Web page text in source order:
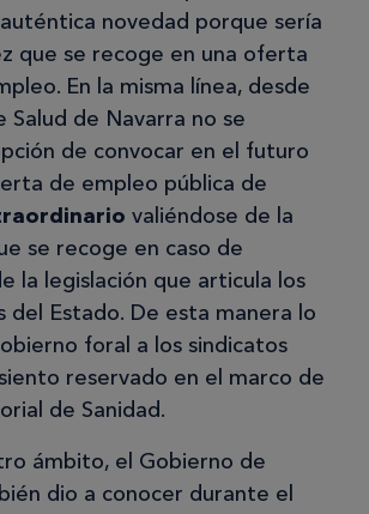
novedad porque sería
que se recoge en una oferta
En la misma línea, desde
Salud de Navarra no se
de convocar en el futuro
de empleo pública de
valiéndose de la
se recoge en caso de
la legislación que articula los
del Estado. De esta manera lo
foral a los sindicatos
reservado en el marco de
de Sanidad.
ámbito, el Gobierno de
dio a conocer durante el